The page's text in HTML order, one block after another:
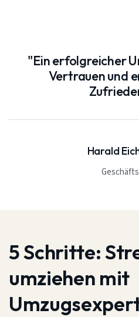
"Ein erfolgreicher
Vertrauen und
Harald
5 Schritte:
umziehen mit